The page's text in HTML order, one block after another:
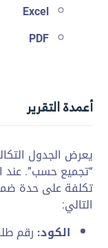
Excel
PDF
أعمدة التقرير
يعرض الجدول
“تجميع حسب”. عند
تكلفة على حدة
التالي:
الكود: رقم